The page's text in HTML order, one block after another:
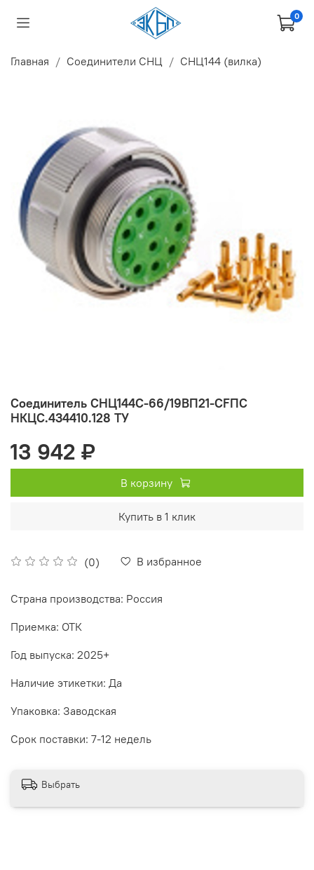
0
Главная Соединители СНЦ СНЦ144 (вилка)
Соединитель СНЦ144С-66/19ВП21-CFПC
НКЦС.434410.128 ТУ
(0) В избранное
13 942 ₽
В корзину
Купить в 1 клик
Страна производства: Россия
Приемка: ОТК
Год выпуска: 2025+
Наличие этикетки: Да
Упаковка: Заводская
Срок поставки: 7-12 недель
Выбрать